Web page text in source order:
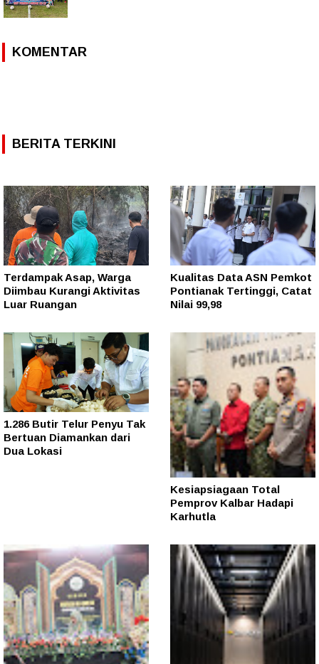
KOMENTAR
BERITA TERKINI
Terdampak Asap, Warga
Diimbau Kurangi Aktivitas
Luar Ruangan
Kualitas Data ASN Pemkot
Pontianak Tertinggi, Catat
Nilai 99,98
1.286 Butir Telur Penyu Tak
Bertuan Diamankan dari
Dua Lokasi
Kesiapsiagaan Total
Pemprov Kalbar Hadapi
Karhutla